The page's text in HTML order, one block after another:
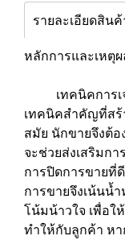
รายละเอียดสินค้
หลักการและเหตุผ
เทคนิคการเจ
เทคนิคสำคัญที่สร้
สมัย นักขายจึงต้
จะช่วยส่งเสริมก
การปิดการขายที่
การขายจึงเน้นน้
โน้มน้าวใจ เพื่อ
ทำให้กับลูกค้า หา